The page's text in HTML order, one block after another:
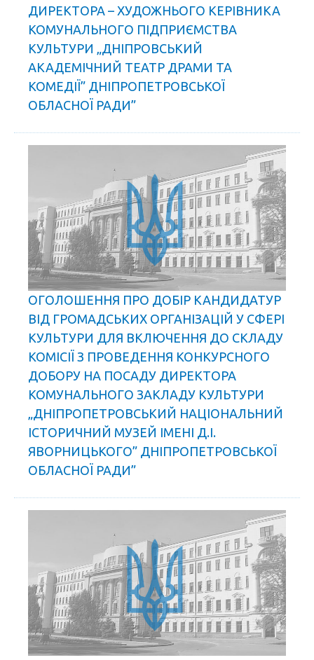
ДИРЕКТОРА – ХУДОЖНЬОГО КЕРІВНИКА
КОМУНАЛЬНОГО ПІДПРИЄМСТВА
КУЛЬТУРИ „ДНІПРОВСЬКИЙ
АКАДЕМІЧНИЙ ТЕАТР ДРАМИ ТА
КОМЕДІЇ” ДНІПРОПЕТРОВСЬКОЇ
ОБЛАСНОЇ РАДИ”
ОГОЛОШЕННЯ ПРО ДОБІР КАНДИДАТУР
ВІД ГРОМАДСЬКИХ ОРГАНІЗАЦІЙ У СФЕРІ
КУЛЬТУРИ ДЛЯ ВКЛЮЧЕННЯ ДО СКЛАДУ
КОМІСІЇ З ПРОВЕДЕННЯ КОНКУРСНОГО
ДОБОРУ НА ПОСАДУ ДИРЕКТОРА
КОМУНАЛЬНОГО ЗАКЛАДУ КУЛЬТУРИ
„ДНІПРОПЕТРОВСЬКИЙ НАЦІОНАЛЬНИЙ
ІСТОРИЧНИЙ МУЗЕЙ ІМЕНІ Д.І.
ЯВОРНИЦЬКОГО” ДНІПРОПЕТРОВСЬКОЇ
ОБЛАСНОЇ РАДИ”